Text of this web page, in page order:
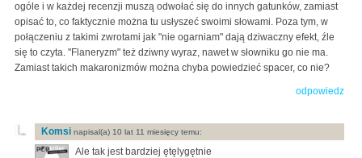
ogóle i w każdej recenzji muszą odwołać się do innych gatunków, zamiast
opisać to, co faktycznie można tu usłyszeć swoimi słowami. Poza tym, w
połączeniu z takimi zwrotami jak "nie ogarniam" dają dziwaczny efekt, źle
się to czyta. "Flaneryzm" też dziwny wyraz, nawet w słowniku go nie ma.
Zamiast takich makaronizmów można chyba powiedzieć spacer, co nie?
odpowiedz
Komsi napisal(a) 10 lat 11 miesięcy temu:
Ale tak jest bardziej ętęlygętnie